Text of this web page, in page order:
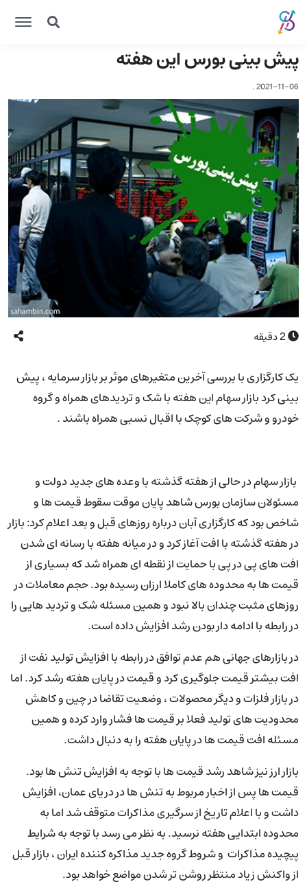
پیش بینی بورس این هفته
2021-11-06
.
2دقیقه
یک کارگزاری با بررسی آخرین متغیرهای موثر بر بازار سرمایه ، پیش
بینی کرد بازار سهام این هفته با شک و تردیدهای همراه و گروه
خودرو و شرکت های کوچک با اقبال نسبی همراه باشند .
بازار سهام در حالی از هفته گذشته با وعده های جدید دولت و
مسئولان سازمان بورس شاهد پایان موقت سقوط قیمت ها و
شاخص بود که کارگزاری آبان درباره روزهای قبل و بعد اعلام کرد: بازار
در هفته گذشته با افت آغاز کرد و در میانه هفته با رسانه ای شدن
افت های پی در پی با حمایت از نقطه ای همراه شد که بسیاری از
قیمت ها به محدوده های کاملا ارزان رسیده بود. حجم معاملات در
روزهای مثبت چندان بالا نبود و همین مسئله شک و تردید هایی را
در رابطه با ادامه دار بودن رشد افزایش داده است.
در بازارهای جهانی هم عدم توافق در رابطه با افزایش تولید نفت از
افت بیشتر قیمت جلوگیری کرد و قیمت در پایان هفته رشد کرد. اما
در بازار فلزات و دیگر محصولات ، وضعیت تقاضا در چین و کاهش
محدودیت های تولید فعلا بر قیمت ها فشار وارد کرده و همین
مسئله افت قیمت ها در پایان هفته را به دنبال داشت.
بازار ارز نیز شاهد رشد قیمت ها با توجه به افزایش تنش ها بود.
قیمت ها پس از اخبار مربوط به تنش ها در دریای عمان، افزایش
داشت و با اعلام تاریخ از سرگیری مذاکرات متوقف شد اما به
محدوده ابتدایی هفته نرسید. به نظر می رسد با توجه به شرایط
پیچیده مذاکرات و شروط گروه جدید مذاکره کننده ایران ، بازار قبل
از واکنش زیاد منتظر روشن تر شدن مواضع خواهد بود.